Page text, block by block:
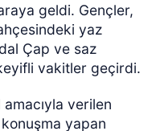
geldi. Gençler,
yaz
Çap ve saz
vakitler geçirdi.
verilen
yapan